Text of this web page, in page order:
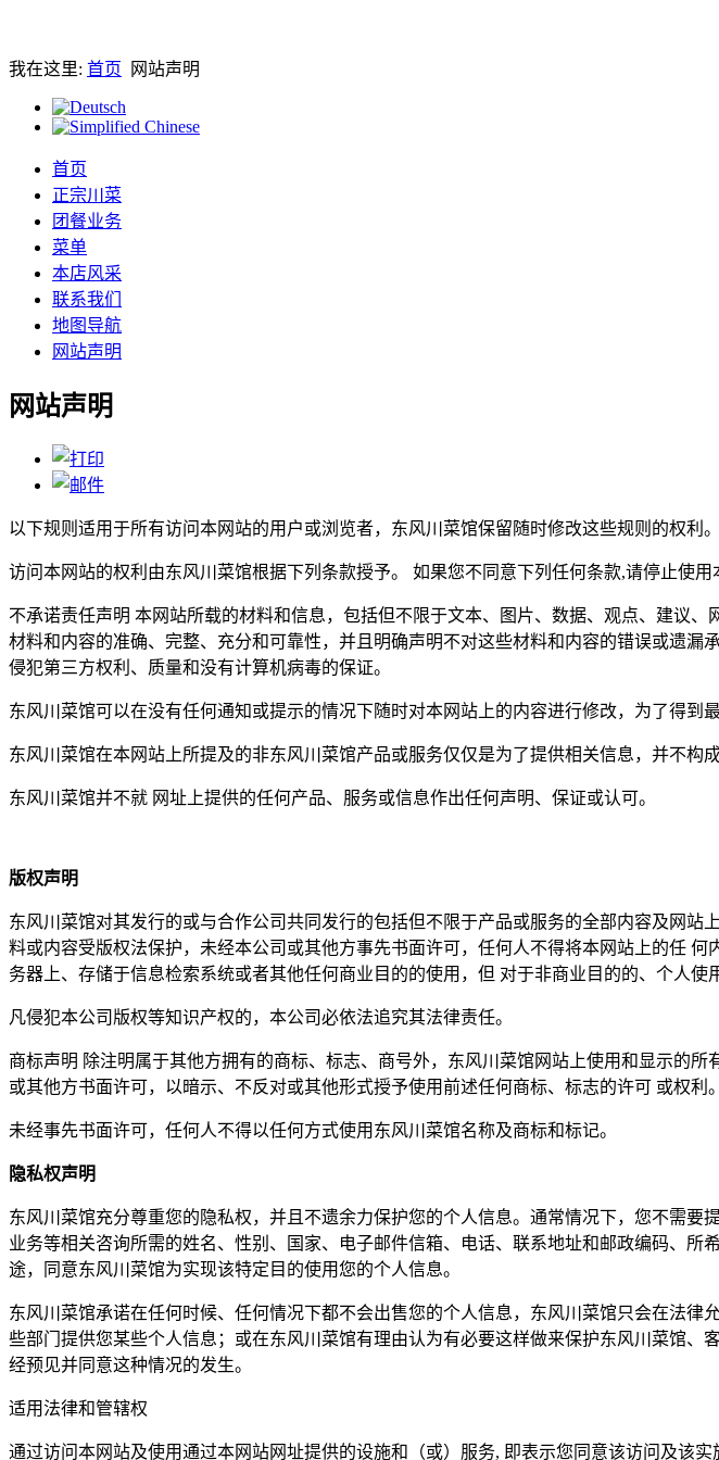
我在这里: 首页 网站声明
首页
正宗川菜
团餐业务
菜单
本店风采
联系我们
地图导航
网站声明
网站声明
以下规则适用于所有访问本网站的用户或浏览者，东风川菜馆保留随时修改这些规则的权利。
访问本网站的权利由东风川菜馆根据下列条款授予。 如果您不同意下列任何条款,请停止
不承诺责任声明 本网站所载的材料和信息，包括但不限于文本、图片、数据、观点、建议
材料和内容的准确、完整、充分和可靠性，并且明确声明不对这些材料和内容的错误或遗
侵犯第三方权利、质量和没有计算机病毒的保证。
东风川菜馆可以在没有任何通知或提示的情况下随时对本网站上的内容进行修改，为了得到
东风川菜馆在本网站上所提及的非东风川菜馆产品或服务仅仅是为了提供相关信息，并不构
东风川菜馆并不就 网址上提供的任何产品、服务或信息作出任何声明、保证或认可。
版权声明
东风川菜馆对其发行的或与合作公司共同发行的包括但不限于产品或服务的全部内容及网
料或内容受版权法保护，未经本公司或其他方事先书面许可，任何人不得将本网站上的任
务器上、存储于信息检索系统或者其他任何商业目的的使用，但 对于非商业目的的、个人
凡侵犯本公司版权等知识产权的，本公司必依法追究其法律责任。
商标声明 除注明属于其他方拥有的商标、标志、商号外，东风川菜馆网站上使用和显示的
或其他方书面许可，以暗示、不反对或其他形式授予使用前述任何商标、标志的许可 或权利。
未经事先书面许可，任何人不得以任何方式使用东风川菜馆名称及商标和标记。
隐私权声明
东风川菜馆充分尊重您的隐私权，并且不遗余力保护您的个人信息。通常情况下，您不需
业务等相关咨询所需的姓名、性别、国家、电子邮件信箱、电话、联系地址和邮政编码、
途，同意东风川菜馆为实现该特定目的使用您的个人信息。
东风川菜馆承诺在任何时候、任何情况下都不会出售您的个人信息，东风川菜馆只会在法
些部门提供您某些个人信息；或在东风川菜馆有理由认为有必要这样做来保护东风川菜馆
经预见并同意这种情况的发生。
适用法律和管辖权
通过访问本网站及使用通过本网站网址提供的设施和（或）服务, 即表示您同意该访问及该